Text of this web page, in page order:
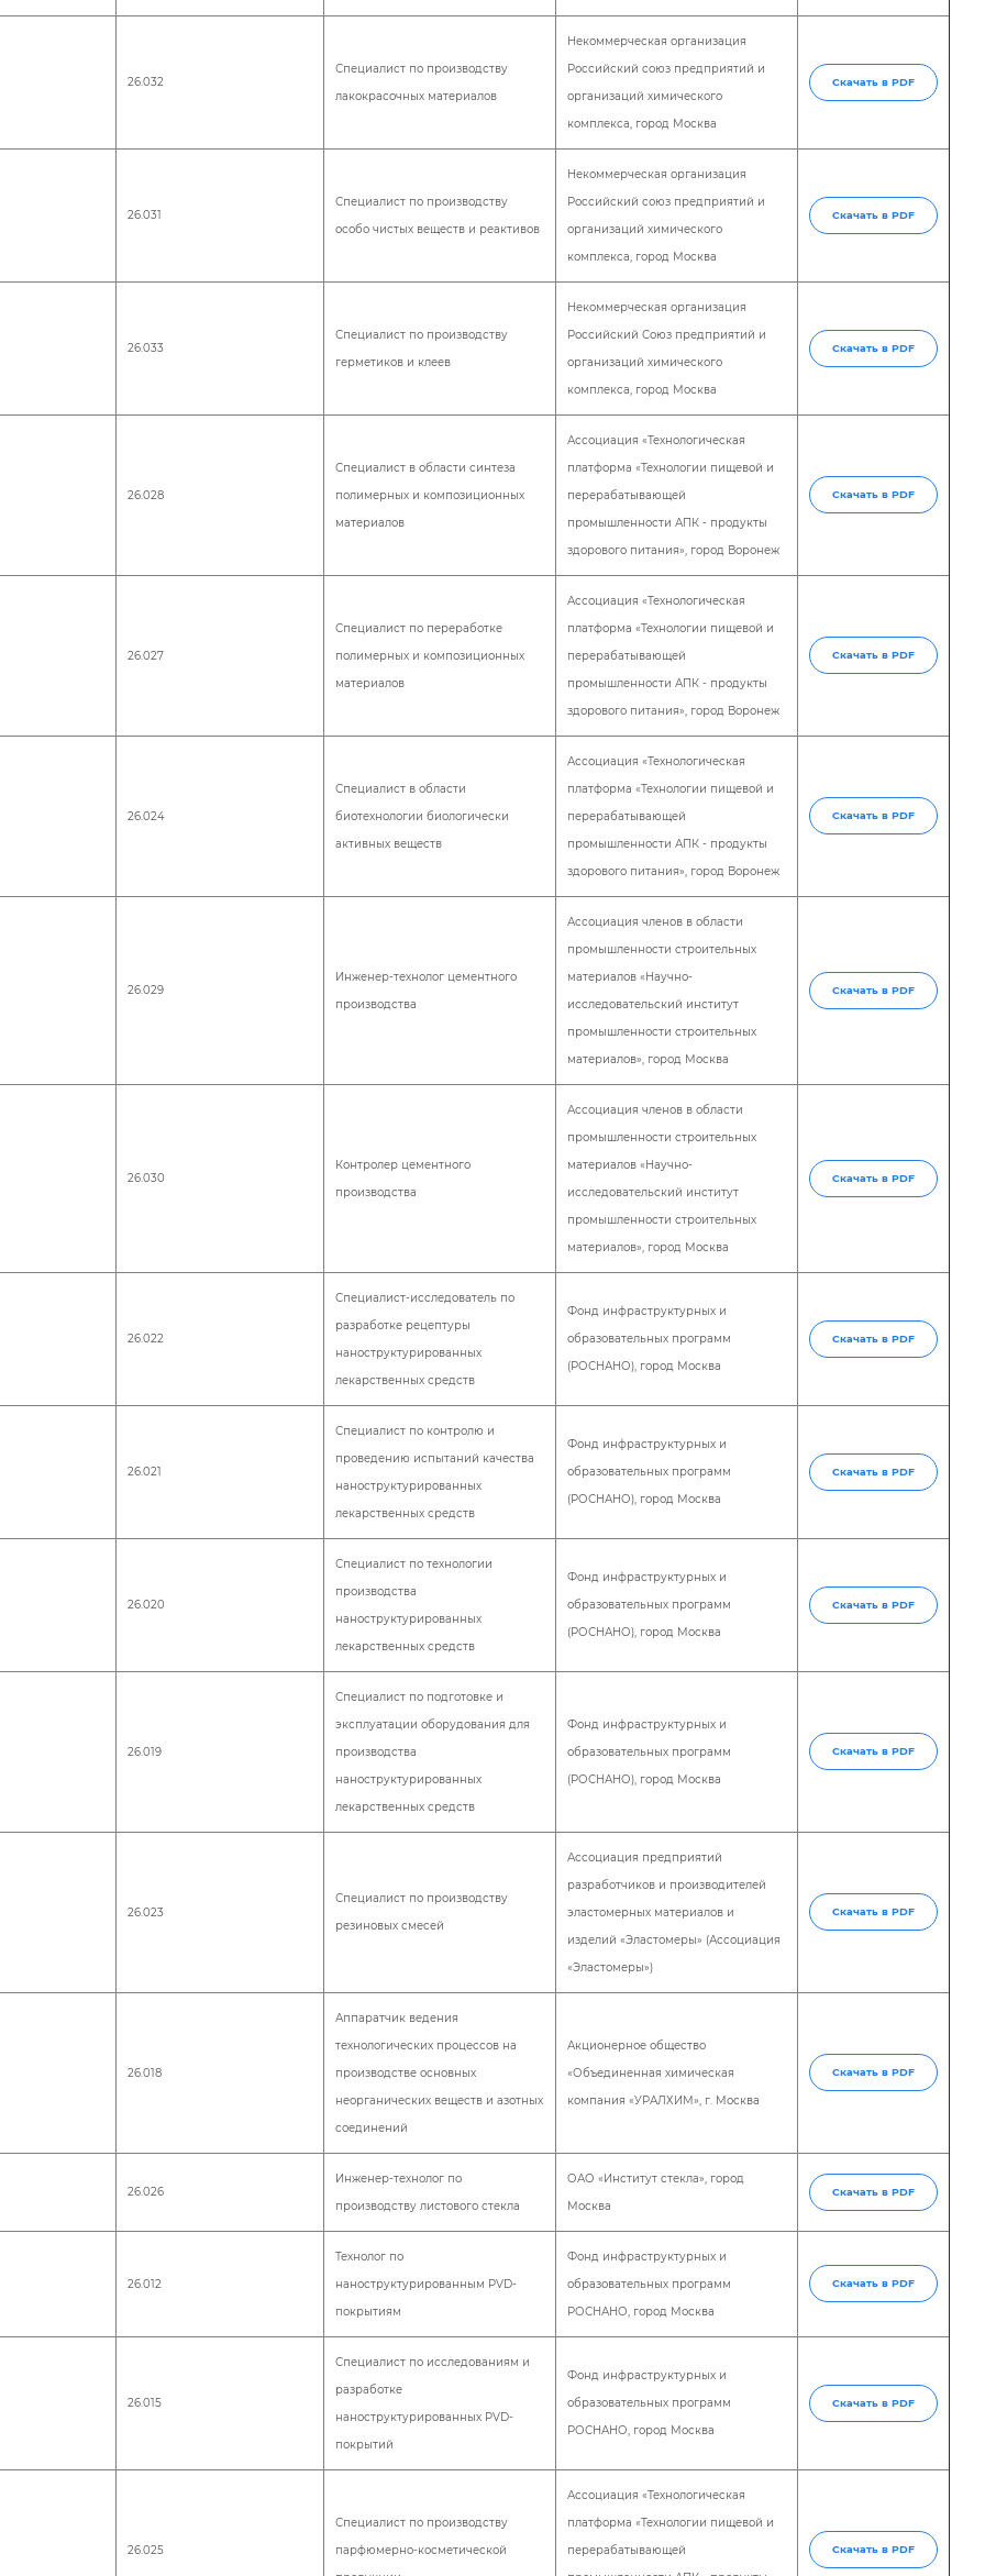
26.032
Специалист по производству
лакокрасочных материалов
Некоммерческая организация
Российский союз предприятий и
организаций химического
комплекса, город Москва
Скачать в PDF
26.031
Специалист по производству
особо чистых веществ и реактивов
Некоммерческая организация
Российский союз предприятий и
организаций химического
комплекса, город Москва
Скачать в PDF
26.033
Специалист по производству
герметиков и клеев
Некоммерческая организация
Российский Союз предприятий и
организаций химического
комплекса, город Москва
Скачать в PDF
26.028
Специалист в области синтеза
полимерных и композиционных
материалов
Ассоциация «Технологическая
платформа «Технологии пищевой и
перерабатывающей
промышленности АПК - продукты
здорового питания», город Воронеж
Скачать в PDF
26.027
Специалист по переработке
полимерных и композиционных
материалов
Ассоциация «Технологическая
платформа «Технологии пищевой и
перерабатывающей
промышленности АПК - продукты
здорового питания», город Воронеж
Скачать в PDF
26.024
Специалист в области
биотехнологии биологически
активных веществ
Ассоциация «Технологическая
платформа «Технологии пищевой и
перерабатывающей
промышленности АПК - продукты
здорового питания», город Воронеж
Скачать в PDF
26.029
Инженер-технолог цементного
производства
Ассоциация членов в области
промышленности строительных
материалов «Научно-
исследовательский институт
промышленности строительных
материалов», город Москва
Скачать в PDF
26.030
Контролер цементного
производства
Ассоциация членов в области
промышленности строительных
материалов «Научно-
исследовательский институт
промышленности строительных
материалов», город Москва
Скачать в PDF
26.022
Специалист-исследователь по
разработке рецептуры
наноструктурированных
лекарственных средств
Фонд инфраструктурных и
образовательных программ
(РОСНАНО), город Москва
Скачать в PDF
26.021
Специалист по контролю и
проведению испытаний качества
наноструктурированных
лекарственных средств
Фонд инфраструктурных и
образовательных программ
(РОСНАНО), город Москва
Скачать в PDF
26.020
Специалист по технологии
производства
наноструктурированных
лекарственных средств
Фонд инфраструктурных и
образовательных программ
(РОСНАНО), город Москва
Скачать в PDF
26.019
Специалист по подготовке и
эксплуатации оборудования для
производства
наноструктурированных
лекарственных средств
Фонд инфраструктурных и
образовательных программ
(РОСНАНО), город Москва
Скачать в PDF
26.023
Специалист по производству
резиновых смесей
Ассоциация предприятий
разработчиков и производителей
эластомерных материалов и
изделий «Эластомеры» (Ассоциация
«Эластомеры»)
Скачать в PDF
26.018
Аппаратчик ведения
технологических процессов на
производстве основных
неорганических веществ и азотных
соединений
Акционерное общество
«Объединенная химическая
компания «УРАЛХИМ», г. Москва
Скачать в PDF
26.026
Инженер-технолог по
производству листового стекла
ОАО «Институт стекла», город
Москва
Скачать в PDF
26.012
Технолог по
наноструктурированным PVD-
покрытиям
Фонд инфраструктурных и
образовательных программ
РОСНАНО, город Москва
Скачать в PDF
26.015
Специалист по исследованиям и
разработке
наноструктурированных PVD-
покрытий
Фонд инфраструктурных и
образовательных программ
РОСНАНО, город Москва
Скачать в PDF
26.025
Специалист по производству
парфюмерно-косметической
Ассоциация «Технологическая
платформа «Технологии пищевой и
перерабатывающей
Скачать в PDF